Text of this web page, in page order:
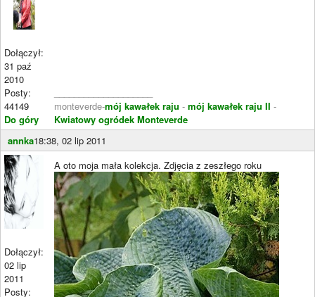
Dołączył:
31 paź
2010
Posty:
44149
Do góry
monteverde-mój kawałek raju - mój kawałek raju II -
Kwiatowy ogródek Monteverde
annka18:38, 02 lip 2011
Dołączył:
02 lip
2011
Posty:
A oto moja mała kolekcja. Zdjęcia z zeszłego roku